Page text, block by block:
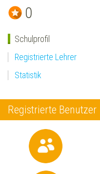
0
Schulprofil
Registrierte Lehrer
Statistik
Registrierte Benutzer